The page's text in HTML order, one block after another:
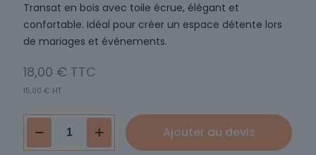
Transat en bois avec toile écrue, élégant et
confortable. Idéal pour créer un espace détente lors
de mariages et événements.
18,00 €
15,00 € HT
quantité
Ajouter au devis